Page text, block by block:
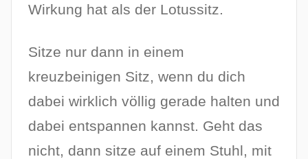
Wirkung hat als der Lotussitz.
Sitze nur dann in einem
kreuzbeinigen Sitz, wenn du dich
dabei wirklich völlig gerade halten und
dabei entspannen kannst. Geht das
nicht, dann sitze auf einem Stuhl, mit